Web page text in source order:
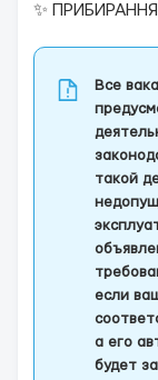
✨ ПРИБИРАННЯ
Все
такой
если
а его
будет